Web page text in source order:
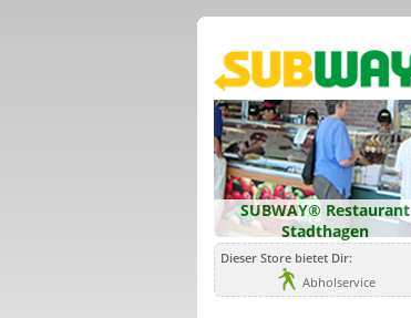
SUBWAY® Restaurant
Stadthagen
Dieser Store bietet Dir:
Abholservice